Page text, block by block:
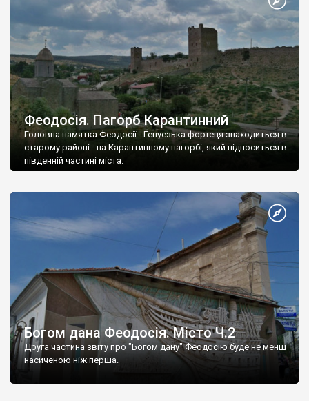
Феодосія. Пагорб Карантинний
Головна памятка Феодосії - Генуезька фортеця знаходиться в
старому районі - на Карантинному пагорбі, який підноситься в
південній частині міста.
Богом дана Феодосія. Місто Ч.2
Друга частина звіту про "Богом дану" Феодосію буде не менш
насиченою ніж перша.